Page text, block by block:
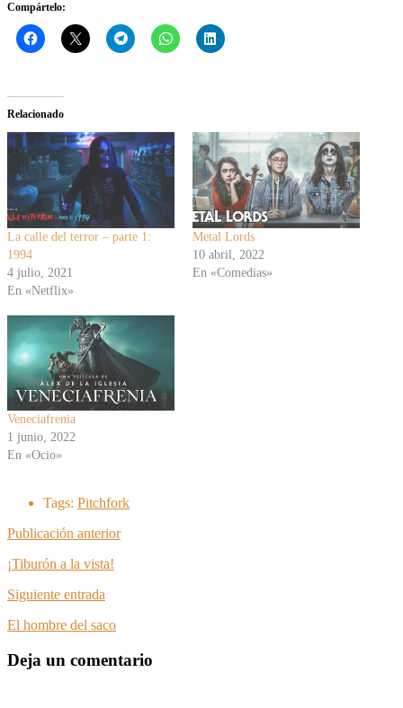
Compártelo:
Relacionado
La calle del terror – parte 1:
1994
4 julio, 2021
En «Netflix»
Metal Lords
10 abril, 2022
En «Comedias»
Veneciafrenia
1 junio, 2022
En «Ocio»
Tags: Pitchfork
Publicación anterior
¡Tiburón a la vista!
Siguiente entrada
El hombre del saco
Deja un comentario